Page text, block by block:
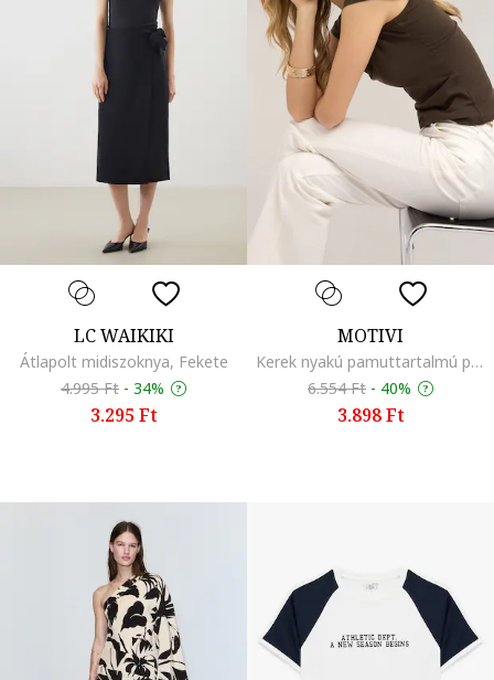
LC WAIKIKI
Átlapolt midiszoknya, Fekete
4.995 Ft - 34%
3.295 Ft
MOTIVI
Kerek nyakú pamuttartalmú póló, Olívazöld
6.554 Ft - 40%
3.898 Ft